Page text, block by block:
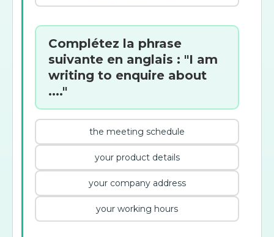
Complétez la phrase
suivante en anglais : "I am
writing to enquire about
...."
the meeting schedule
your product details
your company address
your working hours